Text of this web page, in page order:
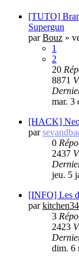
[TUTO]
Supergun
parBouz »
1
2
20
8871
mar. 3
[HACK]
par
0
2437
jeu. 5
[INFO] Les
parkitchen34
3
2423
dim. 6